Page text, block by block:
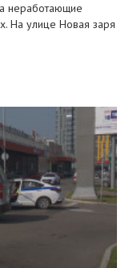
неработающие
На улице Новая заря